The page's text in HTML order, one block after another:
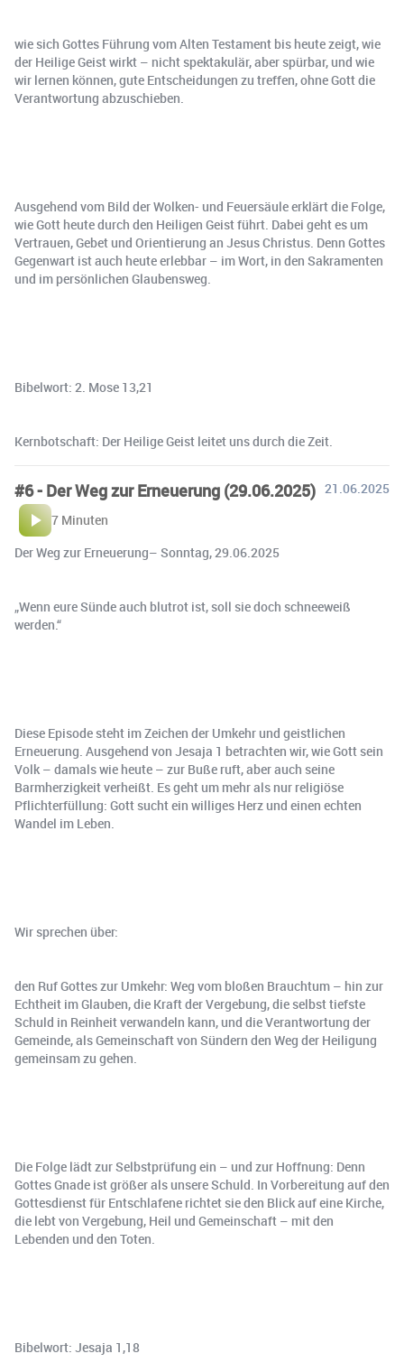
wie sich Gottes Führung vom Alten Testament bis heute zeigt, wie
der Heilige Geist wirkt – nicht spektakulär, aber spürbar, und wie
wir lernen können, gute Entscheidungen zu treffen, ohne Gott die
Verantwortung abzuschieben.
Ausgehend vom Bild der Wolken- und Feuersäule erklärt die Folge,
wie Gott heute durch den Heiligen Geist führt. Dabei geht es um
Vertrauen, Gebet und Orientierung an Jesus Christus. Denn Gottes
Gegenwart ist auch heute erlebbar – im Wort, in den Sakramenten
und im persönlichen Glaubensweg.
Bibelwort: 2. Mose 13,21
Kernbotschaft: Der Heilige Geist leitet uns durch die Zeit.
#6 - Der Weg zur Erneuerung (29.06.2025) 21.06.2025
7 Minuten
Der Weg zur Erneuerung– Sonntag, 29.06.2025
„Wenn eure Sünde auch blutrot ist, soll sie doch schneeweiß
werden.“
Diese Episode steht im Zeichen der Umkehr und geistlichen
Erneuerung. Ausgehend von Jesaja 1 betrachten wir, wie Gott sein
Volk – damals wie heute – zur Buße ruft, aber auch seine
Barmherzigkeit verheißt. Es geht um mehr als nur religiöse
Pflichterfüllung: Gott sucht ein williges Herz und einen echten
Wandel im Leben.
Wir sprechen über:
den Ruf Gottes zur Umkehr: Weg vom bloßen Brauchtum – hin zur
Echtheit im Glauben, die Kraft der Vergebung, die selbst tiefste
Schuld in Reinheit verwandeln kann, und die Verantwortung der
Gemeinde, als Gemeinschaft von Sündern den Weg der Heiligung
gemeinsam zu gehen.
Die Folge lädt zur Selbstprüfung ein – und zur Hoffnung: Denn
Gottes Gnade ist größer als unsere Schuld. In Vorbereitung auf den
Gottesdienst für Entschlafene richtet sie den Blick auf eine Kirche,
die lebt von Vergebung, Heil und Gemeinschaft – mit den
Lebenden und den Toten.
Bibelwort: Jesaja 1,18